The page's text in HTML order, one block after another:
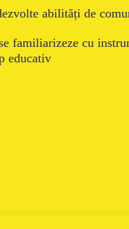
abilități de
familiarizeze cu
educativ